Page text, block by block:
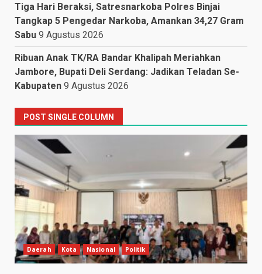
Tiga Hari Beraksi, Satresnarkoba Polres Binjai
Tangkap 5 Pengedar Narkoba, Amankan 34,27 Gram
Sabu 9 Agustus 2026
Ribuan Anak TK/RA Bandar Khalipah Meriahkan
Jambore, Bupati Deli Serdang: Jadikan Teladan Se-
Kabupaten 9 Agustus 2026
POST SINGLE COLUMN
Daerah Kota Nasional Politik